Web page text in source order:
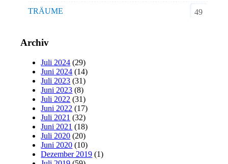
TRÄUME
49
Archiv
Juli 2024 (29)
Juni 2024 (14)
Juli 2023 (31)
Juni 2023 (8)
Juli 2022 (31)
Juni 2022 (17)
Juli 2021 (32)
Juni 2021 (18)
Juli 2020 (20)
Juni 2020 (10)
Dezember 2019 (1)